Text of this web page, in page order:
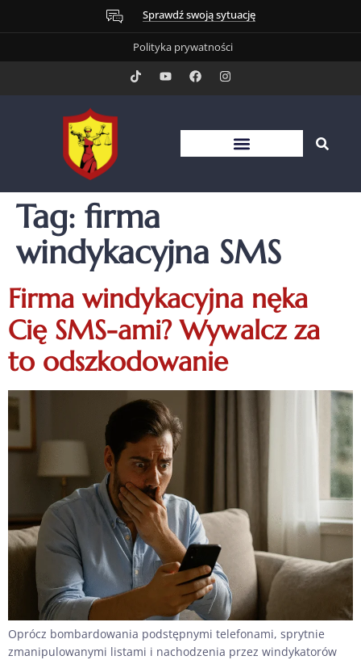
Sprawdź swoją sytuację
Polityka prywatności
Tag: firma
windykacyjna SMS
Firma windykacyjna nęka
Cię SMS-ami? Wywalcz za
to odszkodowanie
Oprócz bombardowania podstępnymi telefonami, sprytnie
zmanipulowanymi listami i nachodzenia przez windykatorów